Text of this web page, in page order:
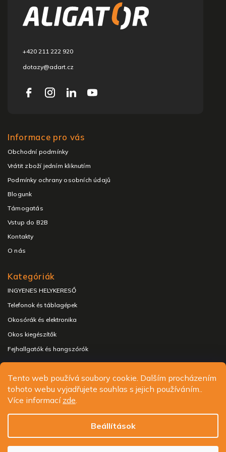
Tento web používá soubory cookie. Dalším procházením
tohoto webu vyjadřujete souhlas s jejich používáním..
Více informací zde.
Beállítások
+420 211 222 920
dotazy@adart.cz
Informace pro vás
Obchodní podmínky
Vrátit zboží jedním kliknutím
Podmínky ochrany osobních údajů
Blogunk
Támogatás
Vstup do B2B
Kontakty
O nás
Kategóriák
INGYENES HELYKERESŐ
Telefonok és táblagépek
Okosórák és elektronika
Okos kiegészítők
Fejhallgatók és hangszórók
Copyright 2026ALIGATOR - telefony, chytré hodinky a
příslušenství
Süti beállítások szerkesztése
Shoptak.cz| Platforma